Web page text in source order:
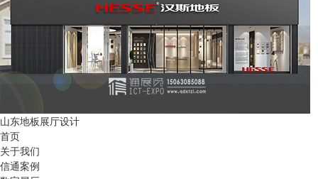
山东地板展厅设计
首页
关于我们
信通案例